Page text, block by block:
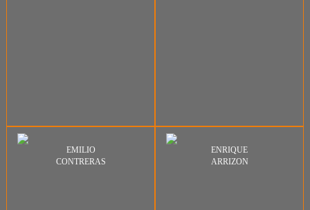
EMILIO
CONTRERAS
ENRIQUE
ARRIZON